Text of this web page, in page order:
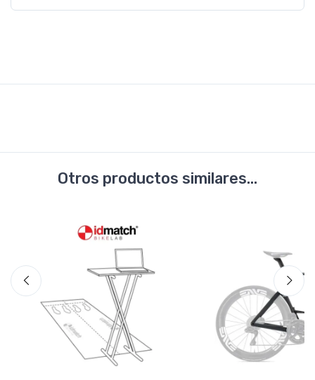
Otros productos similares...